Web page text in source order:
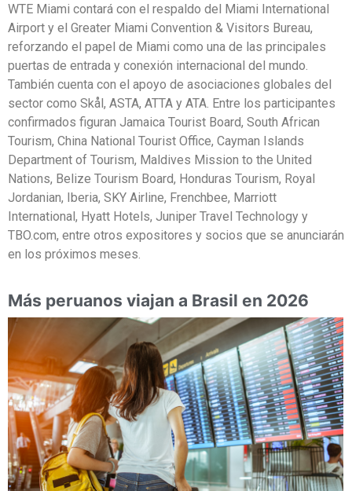
WTE Miami contará con el respaldo del Miami International
Airport y el Greater Miami Convention & Visitors Bureau,
reforzando el papel de Miami como una de las principales
puertas de entrada y conexión internacional del mundo.
También cuenta con el apoyo de asociaciones globales del
sector como Skål, ASTA, ATTA y ATA. Entre los participantes
confirmados figuran Jamaica Tourist Board, South African
Tourism, China National Tourist Office, Cayman Islands
Department of Tourism, Maldives Mission to the United
Nations, Belize Tourism Board, Honduras Tourism, Royal
Jordanian, Iberia, SKY Airline, Frenchbee, Marriott
International, Hyatt Hotels, Juniper Travel Technology y
TBO.com, entre otros expositores y socios que se anunciarán
en los próximos meses.
Más peruanos viajan a Brasil en 2026